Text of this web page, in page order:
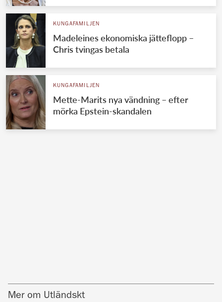
KUNGAFAMILJEN
Madeleines ekonomiska jätteflopp –
Chris tvingas betala
KUNGAFAMILJEN
Mette-Marits nya vändning – efter
mörka Epstein-skandalen
Mer om Utländskt